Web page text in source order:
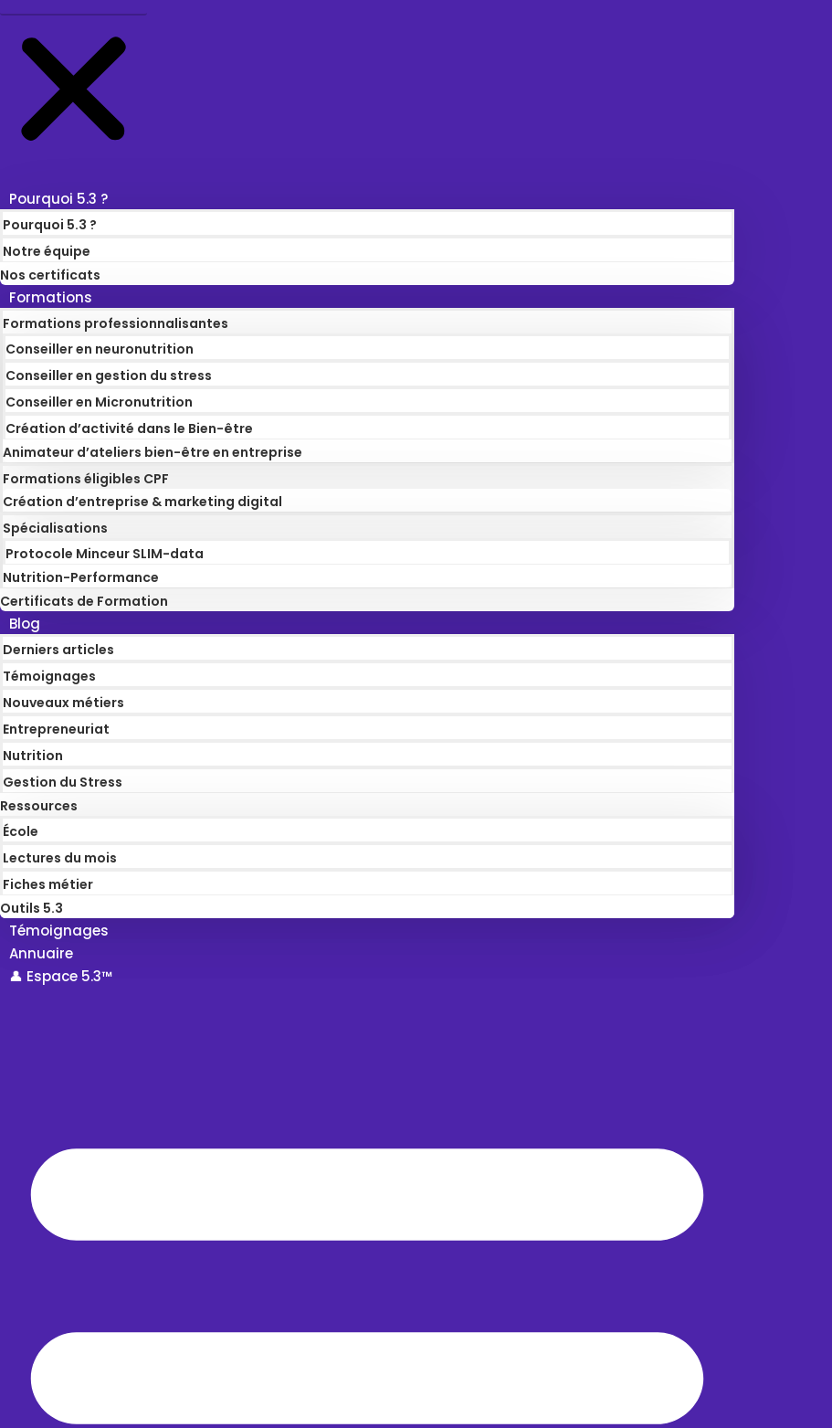
Pourquoi 5.3 ?
Pourquoi 5.3 ?
Notre équipe
Nos certificats
Formations
Formations professionnalisantes
Conseiller en neuronutrition
Conseiller en gestion du stress
Conseiller en Micronutrition
Création d’activité dans le Bien-être
Animateur d’ateliers bien-être en entreprise
Formations éligibles CPF
Création d’entreprise & marketing digital
Spécialisations
Protocole Minceur SLIM-data
Nutrition-Performance
Certificats de Formation
Blog
Derniers articles
Témoignages
Nouveaux métiers
Entrepreneuriat
Nutrition
Gestion du Stress
Ressources
École
Lectures du mois
Fiches métier
Outils 5.3
Témoignages
Annuaire
👤 Espace 5.3™